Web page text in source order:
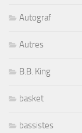
Autograf
Autres
B.B. King
basket
bassistes